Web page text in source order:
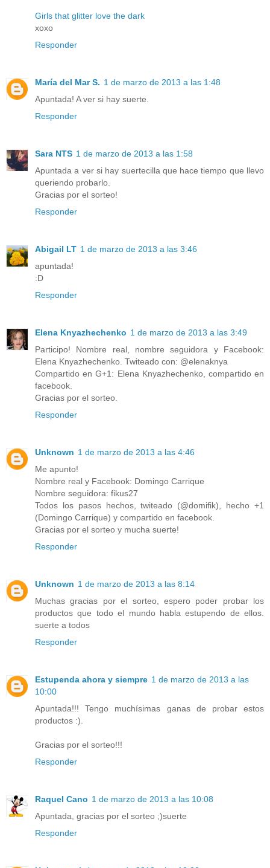
Girls that glitter love the dark
xoxo
Responder
María del Mar S. 1 de marzo de 2013 a las 1:48
Apuntada! A ver si hay suerte.
Responder
Sara NTS 1 de marzo de 2013 a las 1:58
Apuntada a ver si hay suertecilla que hace tiempo que llevo
queriendo probarlo.
Gracias por el sorteo!
Responder
Abigail LT 1 de marzo de 2013 a las 3:46
apuntada!
:D
Responder
Elena Knyazhechenko 1 de marzo de 2013 a las 3:49
Participo! Nombre real, nombre seguidora y Facebook:
Elena Knyazhechenko. Twiteado con: @elenaknya
Compartido en G+1: Elena Knyazhechenko, compartido en
facebook.
Gracias por el sorteo.
Responder
Unknown 1 de marzo de 2013 a las 4:46
Me apunto!
Nombre real y Facebook: Domingo Carrique
Nombre seguidora: fikus27
Todos los pasos hechos, twiteado (@domifik), hecho +1
(Domingo Carrique) y compartido en facebook.
Gracias por el sorteo y mucha suerte!
Responder
Unknown 1 de marzo de 2013 a las 8:14
Muchas gracias por el sorteo, espero poder probar los
productos que todo el mundo habla estupendo de ellos.
suerte a todos
Responder
Estupenda ahora y siempre 1 de marzo de 2013 a las
10:00
Apuntada!!! Tengo muchísimas ganas de probar estos
productos :).
Gracias por el sorteo!!!
Responder
Raquel Cano 1 de marzo de 2013 a las 10:08
Apuntada, gracias por el sorteo ;)suerte
Responder